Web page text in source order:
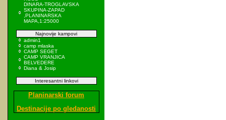
DINARA-TROGLAVSKA
SKUPINA-ZAPAD
,PLANINARSKA
MAPA,1:25000
Najnovije kampovi
admin1
camp mlaska
CAMP SEGET
CAMP VRANJICA
BELVEDERE
Diana & Josip
Interesantni linkovi
Planinarski forum
Destinacije po gledanosti